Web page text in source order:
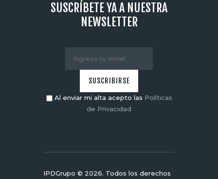
SUSCRÍBETE YA A NUESTRA
NEWSLETTER
Al enviar mi alta acepto las Políticas
de Privacidad
IPDGrupo © 2026. Todos los derechos